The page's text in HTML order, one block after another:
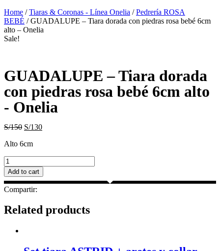
Home /Tiaras & Coronas - Línea Onelia /Pedrería ROSA
BEBÉ / GUADALUPE – Tiara dorada con piedras rosa bebé 6cm
alto – Onelia
Sale!
GUADALUPE – Tiara dorada
con piedras rosa bebé 6cm alto
- Onelia
S/150 S/130
Alto 6cm
GUADALUPE
–
Tiara
dorada
piedras
rosa
6cm
Add to cart
Compartir:
Related products